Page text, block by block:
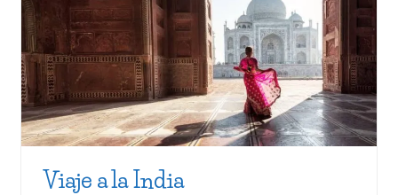
Viaje a la India